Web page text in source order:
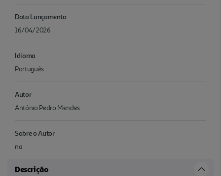
Data Lançamento
16/04/2026
Idioma
Português
Autor
António Pedro Mendes
Sobre o Autor
na
Descrição